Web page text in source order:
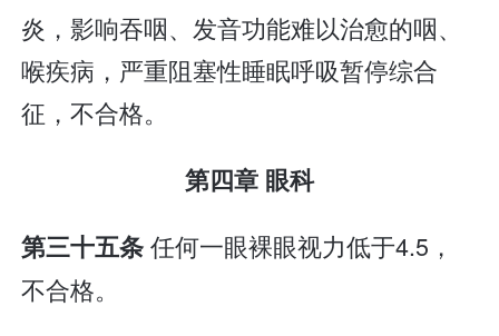
炎，影响吞咽、发音功能难以治愈的咽、
喉疾病，严重阻塞性睡眠呼吸暂停综合
征，不合格。
第四章 眼科
第三十五条任何一眼裸眼视力低于4.5，
不合格。